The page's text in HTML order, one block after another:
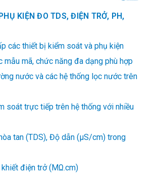
KIỆN ĐO TDS, ĐIỆN TRỞ, PH,
các thiết bị kiểm soát và phụ kiện
mẫu mã, chức năng đa dạng phù hợp
nước và các hệ thống lọc nước trên
soát trực tiếp trên hệ thống với nhiều
tan (TDS), Độ dẫn (µS/cm) trong
điện trở (MΩ.cm)